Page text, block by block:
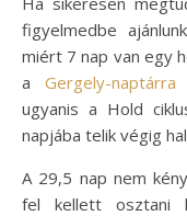
figyelmedbe
miért 7 nap van egy
a Gergely-naptárra
ugyanis a Hold
napjába telik végig
A 29,5 nap nem
fel kellett osztani